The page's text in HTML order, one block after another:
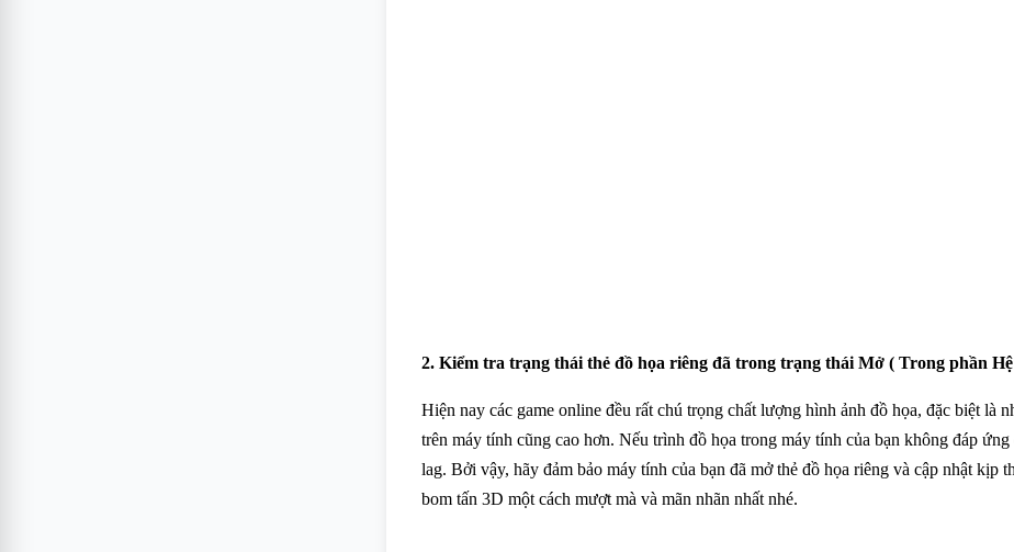
2. Kiểm tra trạng thái thẻ đồ họa riêng đã trong trạng thái Mở ( Trong phần
Hiện nay các game online đều rất chú trọng chất lượng hình ảnh đồ họa, đặc biệt là
trên máy tính cũng cao hơn. Nếu trình đồ họa trong máy tính của bạn không đáp
lag. Bởi vậy, hãy đảm bảo máy tính của bạn đã mở thẻ đồ họa riêng và cập nhật kịp
bom tấn 3D một cách mượt mà và mãn nhãn nhất nhé.